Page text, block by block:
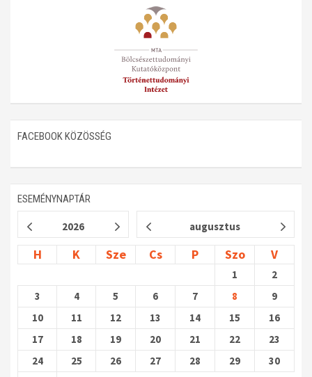
FACEBOOK KÖZÖSSÉG
ESEMÉNYNAPTÁR
2026 augusztus
H K Sze Cs P Szo V
1
2
3
4 5 6 7 8
9
10
11 12 13 14 15
16
17
18 19 20 21 22
23
24
25 26 27 28 29
30